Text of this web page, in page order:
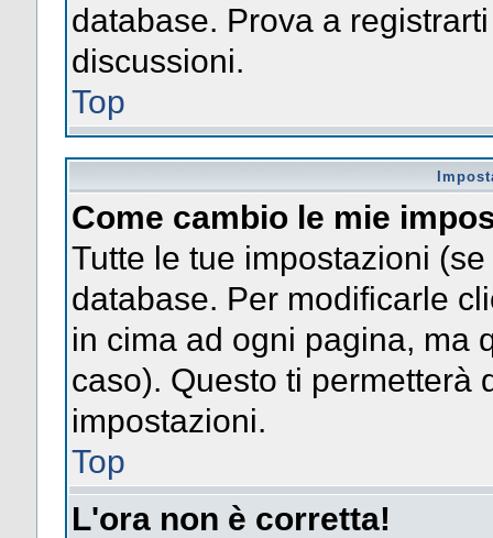
database. Prova a
discussioni.
Top
Come cambio le mie
Tutte le tue impostazioni
database. Per modificarle
in cima ad ogni pagina, ma
caso). Questo ti permetterà
impostazioni.
Top
L'ora non è corretta!